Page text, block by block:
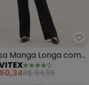
Manga Longa
Manga Longa com
(Bege)
R$ 94,99